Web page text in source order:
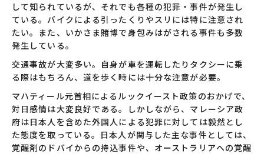
して知られているが、それでも各種の犯罪・事件が発生し
ている。バイクによる引ったくりやスリには特に注意され
たい。また、いかさま賭博で身包みはがされる事件も多数
発生している。
交通事故が大変多い。自身が車を運転したりタクシーに乗
る際はもちろん、道を歩く時には十分な注意が必要。
マハティール元首相によるルックイースト政策のおかげで、
対日感情は大変良好である。しかしながら、マレーシア政
府は日本人を含めた外国人による犯罪に対しては毅然とし
た態度を取っている。日本人が関与した主な事件としては、
覚醒剤のドバイからの持込事件や、オーストラリアへの覚醒